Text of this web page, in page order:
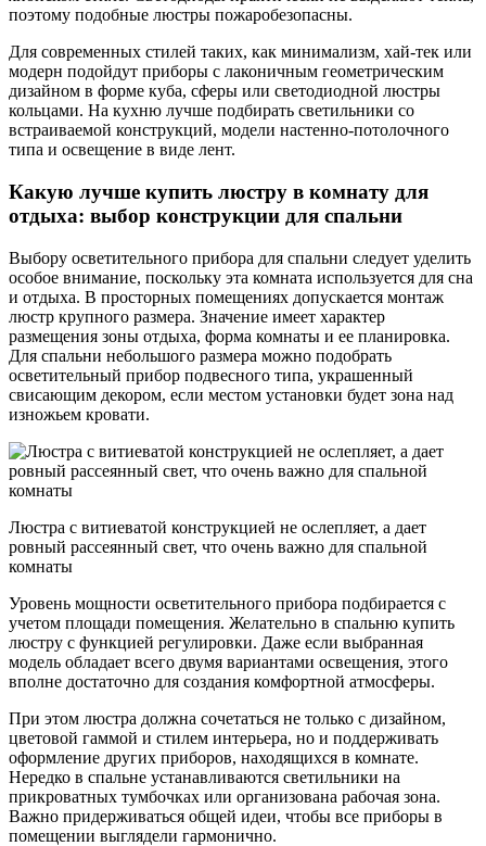
поэтому подобные люстры пожаробезопасны.
Для современных стилей таких, как минимализм, хай-тек или
модерн подойдут приборы с лаконичным геометрическим
дизайном в форме куба, сферы или светодиодной люстры
кольцами. На кухню лучше подбирать светильники со
встраиваемой конструкций, модели настенно-потолочного
типа и освещение в виде лент.
Какую лучше купить люстру в комнату для
отдыха: выбор конструкции для спальни
Выбору осветительного прибора для спальни следует уделить
особое внимание, поскольку эта комната используется для сна
и отдыха. В просторных помещениях допускается монтаж
люстр крупного размера. Значение имеет характер
размещения зоны отдыха, форма комнаты и ее планировка.
Для спальни небольшого размера можно подобрать
осветительный прибор подвесного типа, украшенный
свисающим декором, если местом установки будет зона над
изножьем кровати.
Люстра с витиеватой конструкцией не ослепляет, а дает
ровный рассеянный свет, что очень важно для спальной
комнаты
Уровень мощности осветительного прибора подбирается с
учетом площади помещения. Желательно в спальню купить
люстру с функцией регулировки. Даже если выбранная
модель обладает всего двумя вариантами освещения, этого
вполне достаточно для создания комфортной атмосферы.
При этом люстра должна сочетаться не только с дизайном,
цветовой гаммой и стилем интерьера, но и поддерживать
оформление других приборов, находящихся в комнате.
Нередко в спальне устанавливаются светильники на
прикроватных тумбочках или организована рабочая зона.
Важно придерживаться общей идеи, чтобы все приборы в
помещении выглядели гармонично.